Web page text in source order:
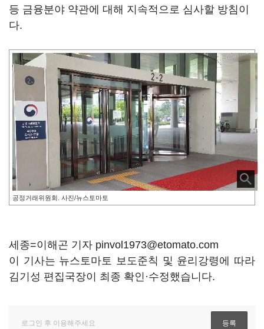
등 금융분야 약관에 대해 지속적으로 심사할 방침이
다.
공정거래위원회. 사진/뉴스토마토
세종=이해곤 기자 pinvol1973@etomato.com
이 기사는 뉴스토마토 보도준칙 및 윤리강령에 따라
김기성 편집국장이 최종 확인·수정했습니다.